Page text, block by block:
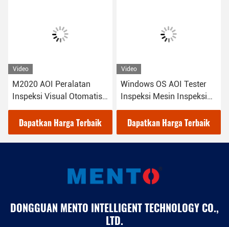
Video
M2020 AOI Peralatan
Inspeksi Visual Otomatis
Dalam SMT
Dapatkan Harga Terbaik
Video
Windows OS AOI Tester
Inspeksi Mesin Inspeksi
PCB 2D 3D
Dapatkan Harga Terbaik
DONGGUAN MENTO INTELLIGENT TECHNOLOGY CO.,
LTD.